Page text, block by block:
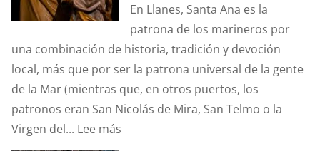
DE
SANTA
ANA?
En Llanes, Santa Ana es la
patrona de los marineros por
una combinación de historia, tradición y devoción
local, más que por ser la patrona universal de la gente
de la Mar (mientras que, en otros puertos, los
patronos eran San Nicolás de Mira, San Telmo o la
Virgen del... Lee más: